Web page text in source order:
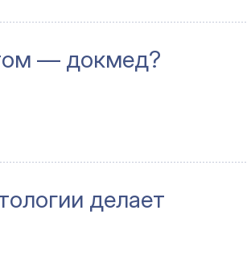
— докмед?
делает